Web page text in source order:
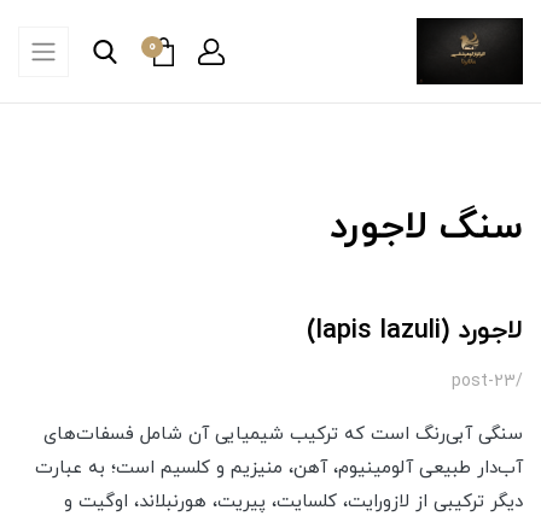
0
سنگ لاجورد
لاجورد (lapis lazuli)
/post-23
سنگی آبی‌رنگ است که ترکیب شیمیایی آن شامل فسفات‌های
آب‌دار طبیعی آلومینیوم، آهن، منیزیم و کلسیم است؛ به عبارت
دیگر ترکیبی از لازورایت، کلسایت، پیریت، هورنبلاند، اوگیت و